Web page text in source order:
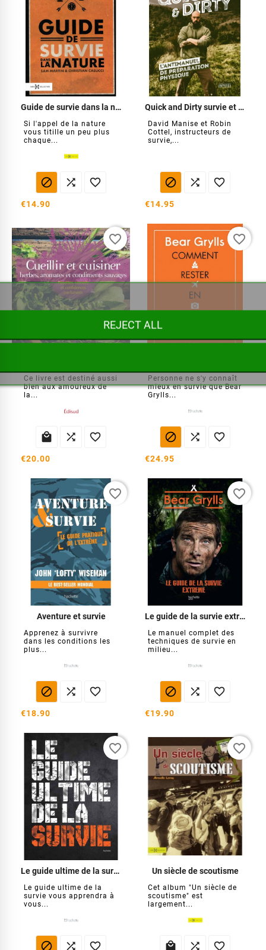
Guide de survie dans la nature
Si l'appel de la nature
vous titille un peu plus
chaque...
  
€14.90
Quick and Dirty survie et endurance
David Manise et Robin
Cottel, instructeurs de
survie,...
  
€14.95
Ce livre est destiné aussi
bien aux amoureux de
la...
  
€20.00
favorite_border
Personne ne s'y connaît
mieux en survie que Bear
Grylls...
  
€24.95
favorite_border
Aventure et survie
Apprenez à survivre
dans les conditions les
plus...
  
€18.90
favorite_border
Le guide de la survie extrême
Le manuel complet des
techniques de survie en
milieu...
  
€19.90
favorite_border
Le guide ultime de la survie
Le guide ultime de la
survie vous apprendra à
vous...
  
favorite_border
Un siècle de scoutisme
Cet album "Un siècle de
scoutisme" est
largement...
  
favorite_border
REJECT ALL